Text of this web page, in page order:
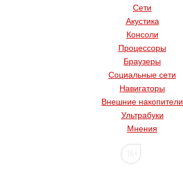
Сети
Акустика
Консоли
Процессоры
Браузеры
Социальные сети
Навигаторы
Внешние накопители
Ультрабуки
Мнения